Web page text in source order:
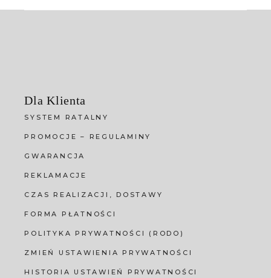
Dla Klienta
SYSTEM RATALNY
PROMOCJE – REGULAMINY
GWARANCJA
REKLAMACJE
CZAS REALIZACJI, DOSTAWY
FORMA PŁATNOŚCI
POLITYKA PRYWATNOŚCI (RODO)
ZMIEŃ USTAWIENIA PRYWATNOŚCI
HISTORIA USTAWIEŃ PRYWATNOŚCI